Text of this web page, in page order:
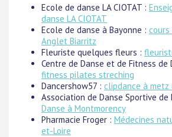
Ecole de danse LA CIOTAT :
danse LA CIOTAT
Ecole de danse à Bayonne : cours
Anglet Biarritz
Fleuriste quelques fleurs :
Centre de Danse et de Fitness de
fitness pilates streching
Dancershow57 : clipdance à
Association de Danse Sportive de
Danse à Montmorency
Pharmacie Froger : Médecines
et-Loire